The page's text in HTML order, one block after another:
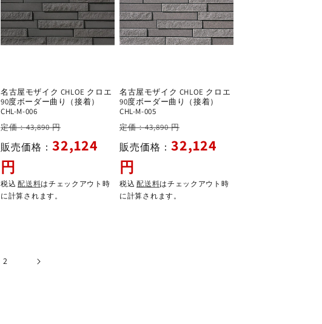
名古屋モザイク CHLOE クロエ
90度ボーダー曲り（接着）
CHL-M-006
通
常
価
格
定価：43,890 円
ー
ル
格
販売価格： 32,124
円
税込配送料はチェックアウト時
に計算されます。
名古屋モザイク CHLOE クロエ
90度ボーダー曲り（接着）
CHL-M-005
通
常
価
格
定価：43,890 円
ー
ル
格
販売価格： 32,124
円
税込配送料はチェックアウト時
に計算されます。
2